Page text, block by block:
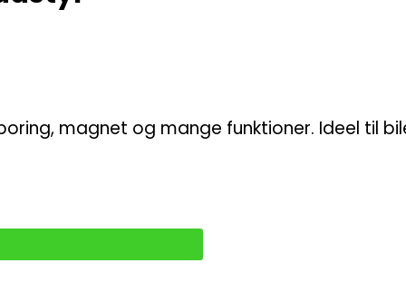
magnet og mange funktioner. Ideel til